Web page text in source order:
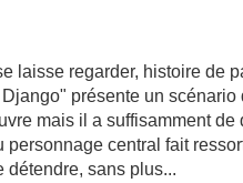
laisse regarder, histoire de
présente un scénario
mais il a suffisamment de
central fait
détendre, sans plus...